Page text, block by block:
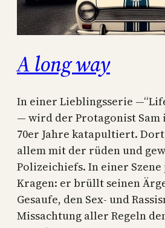
A long way
In einer Lieblingsserie
— wird der Protagonist Sam
70er Jahre katapultiert.
allem mit der rüden und
Polizeichiefs. In einer
Kragen: er brüllt seinen
Gesaufe, den Sex- und
Missachtung aller Regeln